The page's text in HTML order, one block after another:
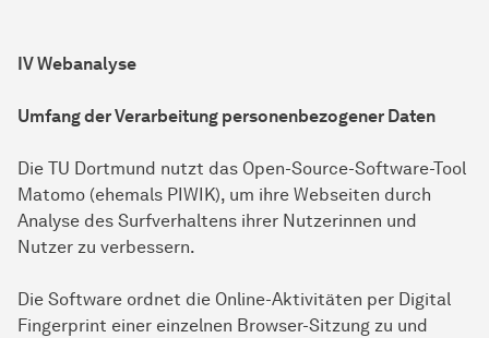
IV Webanalyse
Umfang der Verarbeitung personenbezogener Daten
Die TU Dortmund nutzt das Open-Source-Software-Tool
Matomo (ehemals PIWIK), um ihre Webseiten durch
Analyse des Surfverhaltens ihrer Nutzerinnen und
Nutzer zu verbessern.
Die Software ordnet die Online-Aktivitäten per Digital
Fingerprint einer einzelnen Browser-Sitzung zu und